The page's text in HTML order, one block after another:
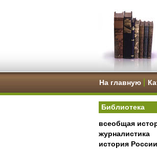
На главную
Библиотека
всеобщая
журналистика
история России